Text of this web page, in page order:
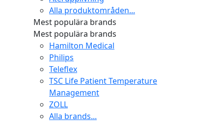
Alla produktområden...
Mest populära brands
Mest populära brands
Hamilton Medical
Philips
Teleflex
TSC Life Patient Temperature
Management
ZOLL
Alla brands...